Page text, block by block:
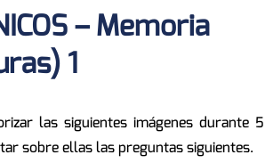
– Memoria
1
las siguientes imágenes durante 5
sobre ellas las preguntas siguientes.